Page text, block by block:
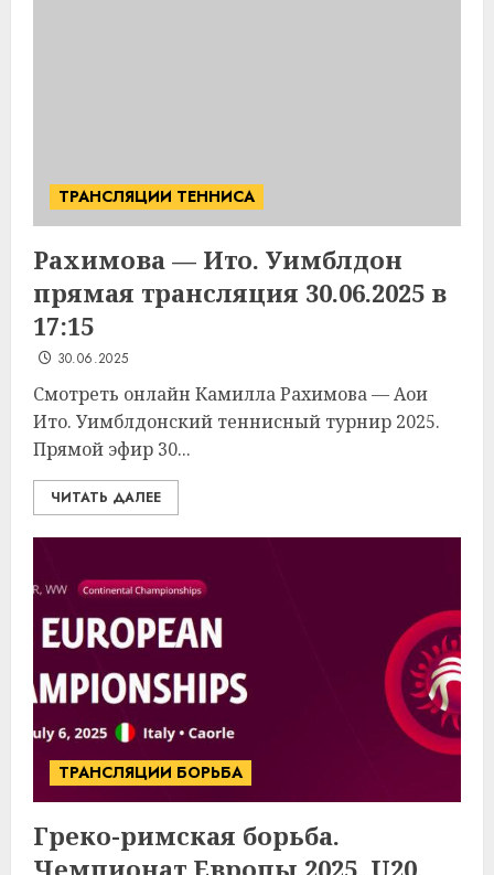
ТРАНСЛЯЦИИ ТЕННИСА
Рахимова — Ито. Уимблдон
прямая трансляция 30.06.2025 в
17:15
30.06.2025
Смотреть онлайн Камилла Рахимова — Аои
Ито. Уимблдонский теннисный турнир 2025.
Прямой эфир 30...
ЧИТАТЬ ДАЛЕЕ
ТРАНСЛЯЦИИ БОРЬБА
Греко-римская борьба.
Чемпионат Европы 2025. U20.